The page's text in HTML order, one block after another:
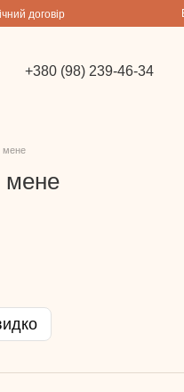
договір
+380 (98) 239-46-34
мене
мене